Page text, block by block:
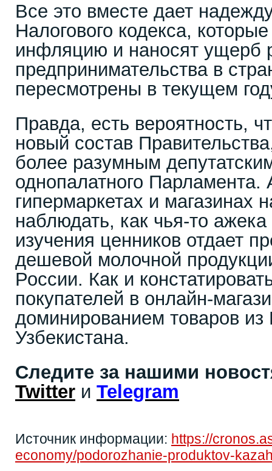
Все это вместе дает
Налогового кодекса,
инфляцию и наносят ущерб
предпринимательства в
пересмотрены в текущем
Правда, есть вероятность,
новый состав
более разумным
однопалатного Парламента.
гипермаркетах и магазинах
наблюдать, как чья-то
изучения ценников отдает
дешевой молочной
России. Как и
покупателей в онлайн-
доминированием товаров из
Узбекистана.
Следите за нашими
Twitter и Telegram
Источник информации: https://
economy/podorozhanie-produktov-